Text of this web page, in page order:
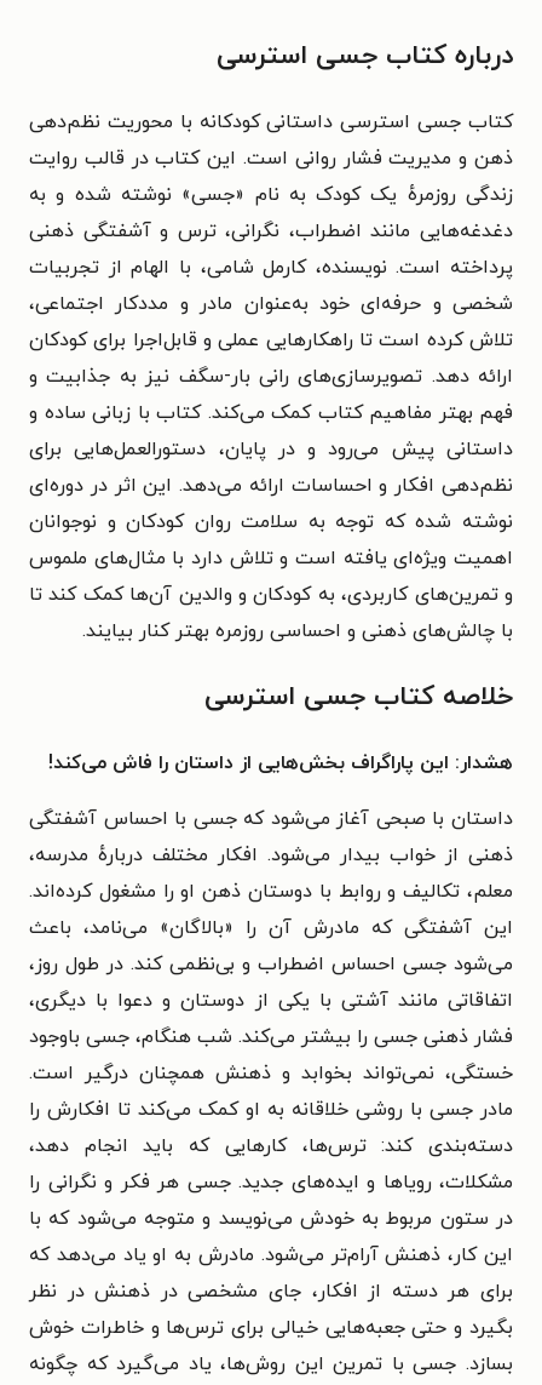
درباره کتاب جسی استرسی
کتاب جسی استرسی داستانی کودکانه با محوریت نظم‌دهی
ذهن و مدیریت فشار روانی است. این کتاب در قالب روایت
زندگی روزمرهٔ یک کودک به نام «جسی» نوشته شده و به
دغدغه‌هایی مانند اضطراب، نگرانی، ترس و آشفتگی ذهنی
پرداخته است. نویسنده، کارمل شامی، با الهام از تجربیات
شخصی و حرفه‌ای خود به‌عنوان مادر و مددکار اجتماعی،
تلاش کرده است تا راهکارهایی عملی و قابل‌اجرا برای کودکان
ارائه دهد. تصویرسازی‌های رانی بار-سگف نیز به جذابیت و
فهم بهتر مفاهیم کتاب کمک می‌کند. کتاب با زبانی ساده و
داستانی پیش می‌رود و در پایان، دستورالعمل‌هایی برای
نظم‌دهی افکار و احساسات ارائه می‌دهد. این اثر در دوره‌ای
نوشته شده که توجه به سلامت روان کودکان و نوجوانان
اهمیت ویژه‌ای یافته است و تلاش دارد با مثال‌های ملموس
و تمرین‌های کاربردی، به کودکان و والدین آن‌ها کمک کند تا
با چالش‌های ذهنی و احساسی روزمره بهتر کنار بیایند.
خلاصه کتاب جسی استرسی
هشدار: این پاراگراف بخش‌هایی از داستان را فاش می‌کند!
داستان با صبحی آغاز می‌شود که جسی با احساس آشفتگی
ذهنی از خواب بیدار می‌شود. افکار مختلف دربارهٔ مدرسه،
معلم، تکالیف و روابط با دوستان ذهن او را مشغول کرده‌اند.
این آشفتگی که مادرش آن را «بالاگان» می‌نامد، باعث
می‌شود جسی احساس اضطراب و بی‌نظمی کند. در طول روز،
اتفاقاتی مانند آشتی با یکی از دوستان و دعوا با دیگری،
فشار ذهنی جسی را بیشتر می‌کند. شب هنگام، جسی باوجود
خستگی، نمی‌تواند بخوابد و ذهنش همچنان درگیر است.
مادر جسی با روشی خلاقانه به او کمک می‌کند تا افکارش را
دسته‌بندی کند: ترس‌ها، کارهایی که باید انجام دهد،
مشکلات، رویاها و ایده‌های جدید. جسی هر فکر و نگرانی را
در ستون مربوط به خودش می‌نویسد و متوجه می‌شود که با
این کار، ذهنش آرام‌تر می‌شود. مادرش به او یاد می‌دهد که
برای هر دسته از افکار، جای مشخصی در ذهنش در نظر
بگیرد و حتی جعبه‌هایی خیالی برای ترس‌ها و خاطرات خوش
بسازد. جسی با تمرین این روش‌ها، یاد می‌گیرد که چگونه